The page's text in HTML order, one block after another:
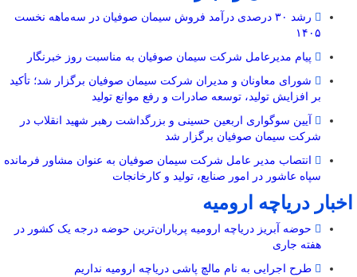
رشد ۳۰ درصدی درآمد فروش سیمان صوفیان در سه‌ماهه نخست
۱۴۰۵
پیام مدیرعامل شرکت سیمان صوفیان به مناسبت روز خبرنگار
شورای معاونان و مدیران شرکت سیمان صوفیان برگزار شد؛ تأکید
بر افزایش تولید، توسعه صادرات و رفع موانع تولید
آیین سوگواری اربعین حسینی و بزرگداشت رهبر شهید انقلاب در
شرکت سیمان صوفیان برگزار شد
انتصاب مدیر عامل شرکت سیمان صوفیان به عنوان مشاور فرمانده
سپاه عاشور در امور صنایع، تولید و کارخانجات
اخبار دریاچه ارومیه
حوضه آبریز دریاچه ارومیه پرباران‌ترین حوضه‌ درجه یک کشور در
هفته جاری
طرح اجرایی به نام مالچ پاشی دریاچه ارومیه نداریم